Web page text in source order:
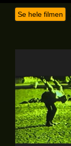
Se hele filmen